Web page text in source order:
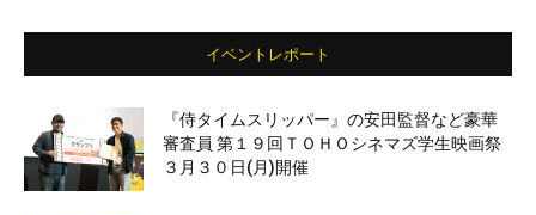
イベントレポート
『侍タイムスリッパー』の安田監督など豪華
審査員 第１９回ＴＯＨＯシネマズ学生映画祭
３月３０日(月)開催